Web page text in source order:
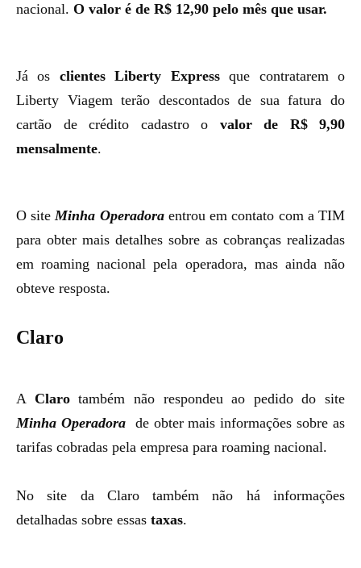
nacional. O valor é de R$ 12,90 pelo mês que usar.
Já os clientes Liberty Expressque contratarem o
Liberty Viagem terão descontados de sua fatura do
cartão de crédito cadastro o valor de R$ 9,90
mensalmente.
O siteMinha Operadoraentrou em contato com a TIM
para obter mais detalhes sobre as cobranças realizadas
em roaming nacional pela operadora, mas ainda não
obteve resposta.
Claro
A Clarotambém não respondeu ao pedido do site
Minha Operadora de obter mais informações sobre as
tarifas cobradas pela empresa para roaming nacional.
No site da Claro também não há informações
detalhadas sobre essas taxas.